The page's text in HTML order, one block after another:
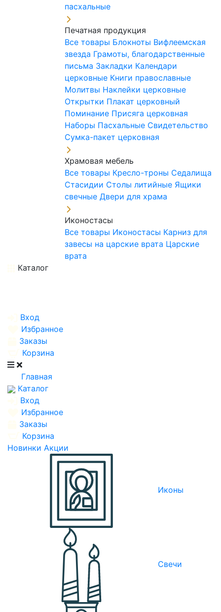
пасхальные
Печатная продукция
Все товары Блокноты Вифлеемская
звезда Грамоты, благодарственные
письма Закладки Календари
церковные Книги православные
Молитвы Наклейки церковные
Открытки Плакат церковный
Поминание Присяга церковная
Наборы Пасхальные Свидетельство
Сумка-пакет церковная
Храмовая мебель
Все товары Кресло-троны Седалища
Стасидии Столы литийные Ящики
свечные Двери для храма
Иконостасы
Все товары Иконостасы Карниз для
завесы на царские врата Царские
врата
Каталог
Вход
Избранное
Заказы
Корзина
Главная
Каталог
Вход
Избранное
Заказы
Корзина
Новинки Акции
Иконы
Свечи